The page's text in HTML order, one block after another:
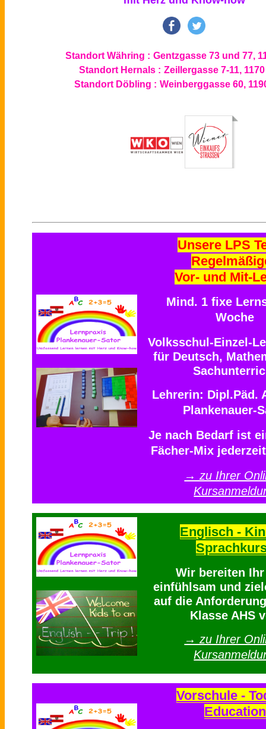
Standort Währing : Gentzgasse 73 und 77,
Standort Hernals : Zeillergasse 7-11,
Standort Döbling : Weinberggasse 60,
Unsere LPS
Vor- und Mit-
Mind. 1 fixe
Woche
Volksschul-Einzel-
für Deutsch,
Lehrerin: Dipl.Päd.
Plankenauer-
Je nach Bedarf ist
Fächer-Mix
→ zu Ihrer
Englisch -
Wir bereiten
einfühlsam und
auf die
Klasse AHS
→ zu Ihrer
Vorschule -
Education